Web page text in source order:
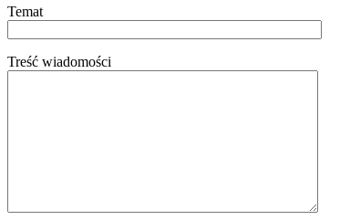
Temat
Treść wiadomości